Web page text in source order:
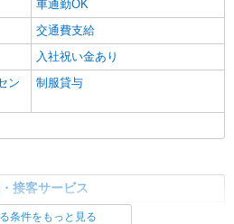
帯販売【ソフトバンク】
円〜1450円（経験・能力による） ※
★交通費別途支給（規定あり） ゜
・゜+゜・。○。・゜+゜ 入社祝い金10
介頂くと, インセンテ
。○。・゜+゜・。○。・゜+゜
浦添市の家電量販店
詳細を見る
バイル】の携帯販売スタッフ
円〜 ※残業代支給 ★交通費別途支給
車通勤OK
交通費支給
入社祝い金あり
ン
制服貸与
接客サービス
条件をもっと見る